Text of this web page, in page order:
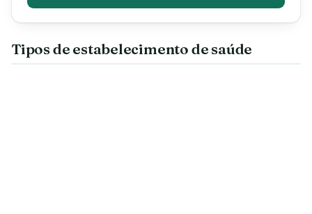
Tipos de estabelecimento de saúde